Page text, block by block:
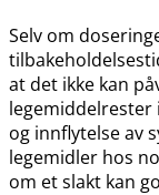
Selv om
at det ikke kan
legemiddelrester
og innflytelse av
legemidler hos
om et slakt kan